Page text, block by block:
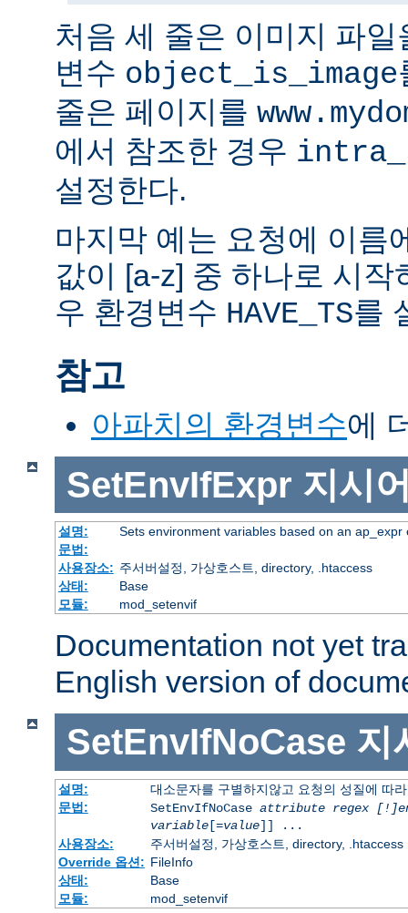
처음 세 줄은 이미지 파
변수 object_is_image
줄은 페이지를
에서 참조한 경우
설정한다.
마지막 예는 요청에 이름
값이 [a-z] 중 하나로 시
우 환경변수 HAVE_TS를
참고
아파치의 환경변수에
SetEnvIfExpr 지시
설명:
Sets environment variables based on an ap_expr
문법:
사용장소: 주서버설정, 가상호스트, directory, .htaccess
상태:
Base
모듈:
mod_setenvif
Documentation not yet
English version of
SetEnvIfNoCase 지
설명:
대소문자를 구별하지않고 요청의 성질에 따
문법:
SetEnvIfNoCase attribute regex
variable[=value]] ...
사용장소:
주서버설정, 가상호스트, directory, .htaccess
Override 옵션: FileInfo
상태:
Base
모듈:
mod_setenvif